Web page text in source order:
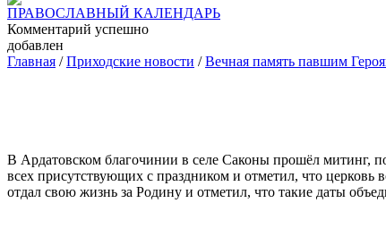
ПРАВОСЛАВНЫЙ КАЛЕНДАРЬ
Комментарий успешно
добавлен
Главная /Приходские новости /Вечная память павшим
В Ардатовском благочинии в селе Саконы прошёл
всех присутствующих с праздником и отметил, что
отдал свою жизнь за Родину и отметил, что такие даты